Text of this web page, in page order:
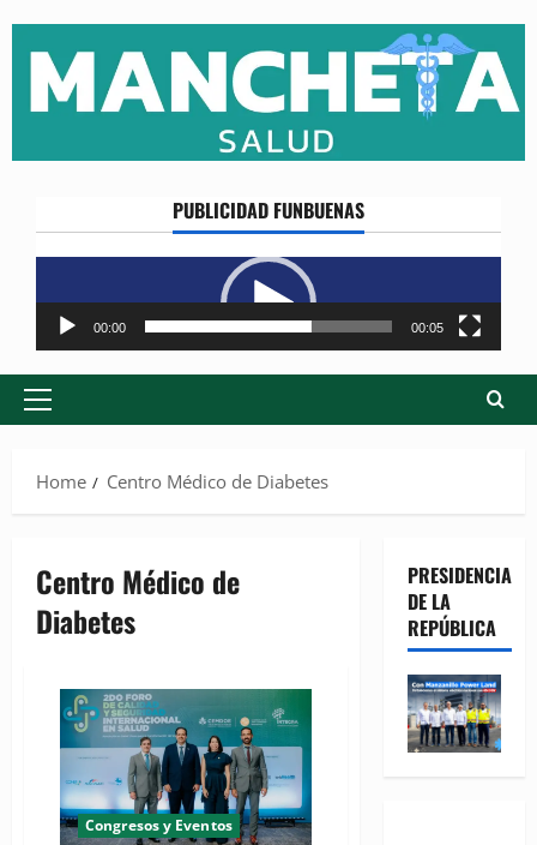
content
PUBLICIDAD FUNBUENAS
Reproductor
de
vídeo
00:00 00:05
Primary
Home
Centro Médico de Diabetes
Centro Médico de
Diabetes
Congresos y Eventos
PRESIDENCIA
DE LA
REPÚBLICA